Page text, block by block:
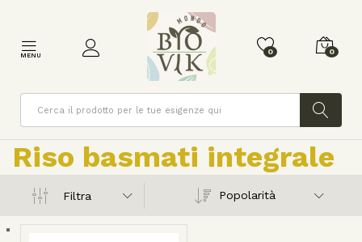
MENU 0 0
Cerca
Riso basmati integrale
Filtra Popolarità